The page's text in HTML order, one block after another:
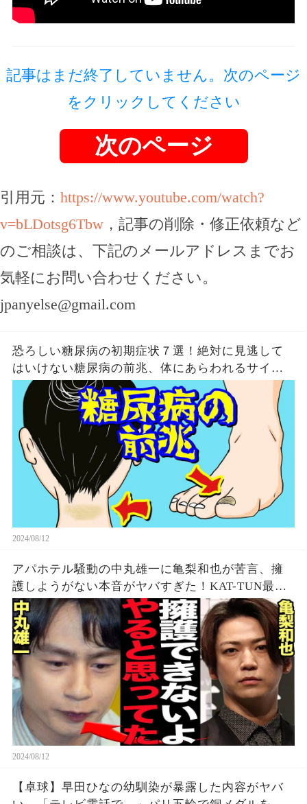
記事はまだ終了していません。次のページ
をクリックしてください
次のページ
引用元： https://www.youtube.com/watch?
v=bLDotsg6Tbw ，記事の削除・修正依頼など
のご相談は、下記のメールアドレスまでお
気軽にお問い合わせください。
jpanyelse@gmail.com
恐ろしい糖尿病の初期症状７選！絶対に見逃して
はいけない糖尿病の前兆、体にあらわれるサイン
とは？
2024/08/12
アパホテル騒動の中丸雄一に亀梨和也が苦言、擁
護しようがない本音がヤバすぎた！KAT-TUN最初
期の若い頃から見てきた本性に驚愕…【芸能】
2024/08/12
【卓球】早田ひなの幼馴染が暴露した内容がヤバ